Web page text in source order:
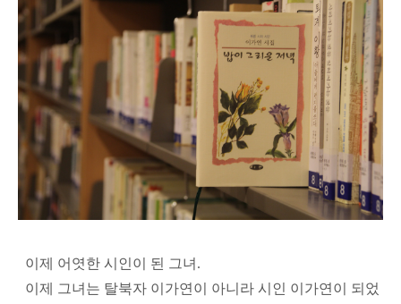
이제 어엿한 시인이 된 그녀.
이제 그녀는 탈북자 이가연이 아니라 시인 이가연이 되었